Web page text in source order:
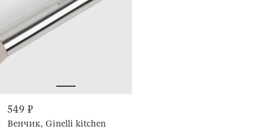
549 ₽
Венчик, Ginelli kitchen